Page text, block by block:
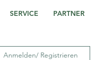
SERVICE PARTNER
Anmelden/ Registrieren